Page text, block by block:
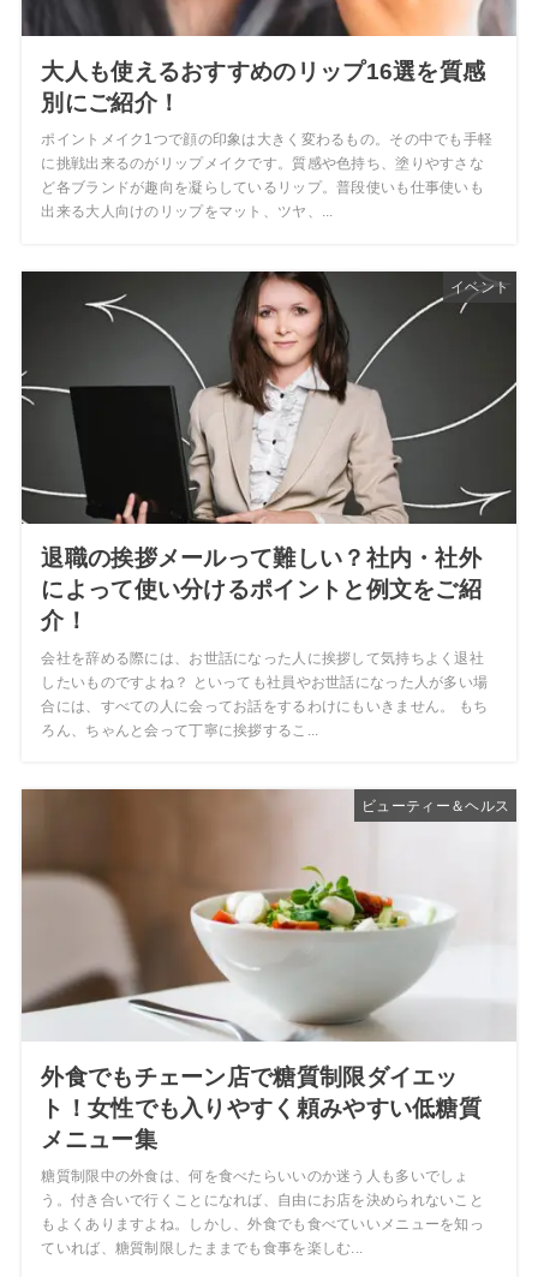
大人も使えるおすすめのリップ16選を質感
別にご紹介！
ポイントメイク1つで顔の印象は大きく変わるもの。その中でも手軽
に挑戦出来るのがリップメイクです。質感や色持ち、塗りやすさな
ど各ブランドが趣向を凝らしているリップ。普段使いも仕事使いも
出来る大人向けのリップをマット、ツヤ、...
イベント
退職の挨拶メールって難しい？社内・社外
によって使い分けるポイントと例文をご紹
介！
会社を辞める際には、お世話になった人に挨拶して気持ちよく退社
したいものですよね？ といっても社員やお世話になった人が多い場
合には、すべての人に会ってお話をするわけにもいきません。 もち
ろん、ちゃんと会って丁寧に挨拶するこ...
ビューティー＆ヘルス
外食でもチェーン店で糖質制限ダイエッ
ト！女性でも入りやすく頼みやすい低糖質
メニュー集
糖質制限中の外食は、何を食べたらいいのか迷う人も多いでしょ
う。付き合いで行くことになれば、自由にお店を決められないこと
もよくありますよね。しかし、外食でも食べていいメニューを知っ
ていれば、糖質制限したままでも食事を楽しむ...